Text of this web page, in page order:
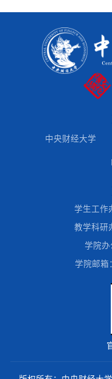
中央财经大学
学生工作
教学科研
学院
学院邮箱